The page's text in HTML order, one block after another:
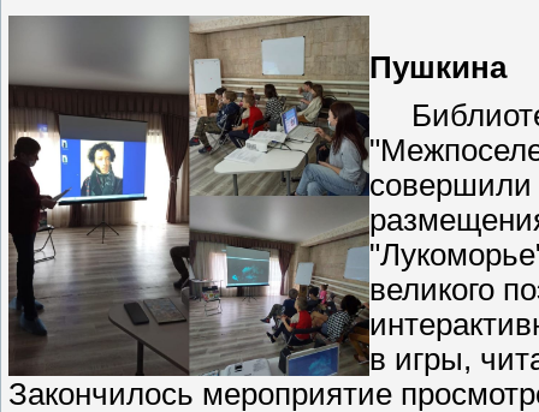
Пушкина
совершили
великого
в игры,
Закончилось мероприятие